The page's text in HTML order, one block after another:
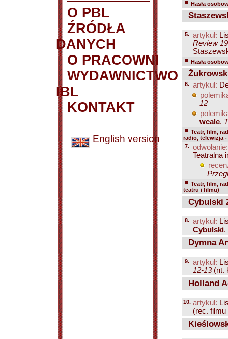
O PBL
ŹRÓDŁA
DANYCH
O PRACOWNI
WYDAWNICTWO
IBL
KONTAKT
English version
Hasła
5. artykuł:
Review
Hasła
6. artykuł:
12
wcale.
Teatr, film,
radio, telewizja -
7. odwołanie:
Teatralna
Teatr, film,
teatru i filmu)
Cybulski
8. artykuł:
Cybulski.
Dymna
9. artykuł:
12-13(nt.
Holland
10. artykuł:
(rec.